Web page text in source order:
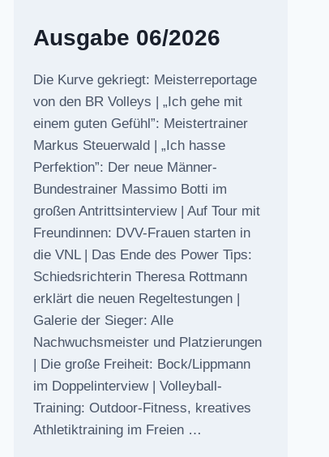
Ausgabe 06/2026
Die Kurve gekriegt: Meisterreportage
von den BR Volleys | „Ich gehe mit
einem guten Gefühl”: Meistertrainer
Markus Steuerwald | „Ich hasse
Perfektion”: Der neue Männer-
Bundestrainer Massimo Botti im
großen Antrittsinterview | Auf Tour mit
Freundinnen: DVV-Frauen starten in
die VNL | Das Ende des Power Tips:
Schiedsrichterin Theresa Rottmann
erklärt die neuen Regeltestungen |
Galerie der Sieger: Alle
Nachwuchsmeister und Platzierungen
| Die große Freiheit: Bock/Lippmann
im Doppelinterview | Volleyball-
Training: Outdoor-Fitness, kreatives
Athletiktraining im Freien …